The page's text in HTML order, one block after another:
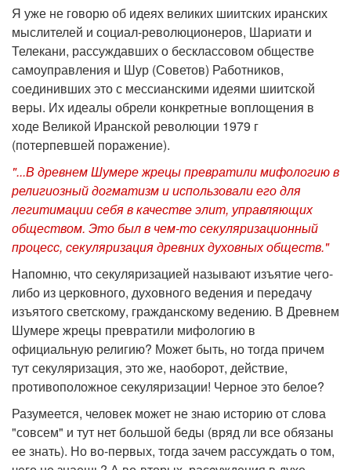
Я уже не говорю об идеях великих шиитских иранских
мыслителей и социал-революционеров, Шариати и
Телекани, рассуждавших о бесклассовом обществе
самоуправления и Шур (Советов) Работников,
соединивших это с мессианскими идеями шиитской
веры. Их идеалы обрели конкретные воплощения в
ходе Великой Иранской революции 1979 г
(потерпевшей поражение).
"...В древнем Шумере жрецы превратили мифологию в
религиозный догматизм и использовали его для
легитимации себя в качестве элит, управляющих
обществом. Это был в чем-то секуляризационный
процесс, секуляризация древних духовных обществ."
Напомню, что секуляризацией называют изъятие чего-
либо из церковного, духовного ведения и передачу
изъятого светскому, гражданскому ведению. В Древнем
Шумере жрецы превратили мифологию в
официальную религию? Может быть, но тогда причем
тут секуляризация, это же, наоборот, действие,
противоположное секуляризации! Черное это белое?
Разумеется, человек может не знаю историю от слова
"совсем" и тут нет большой беды (вряд ли все обязаны
ее знать). Но во-первых, тогда зачем рассуждать о том,